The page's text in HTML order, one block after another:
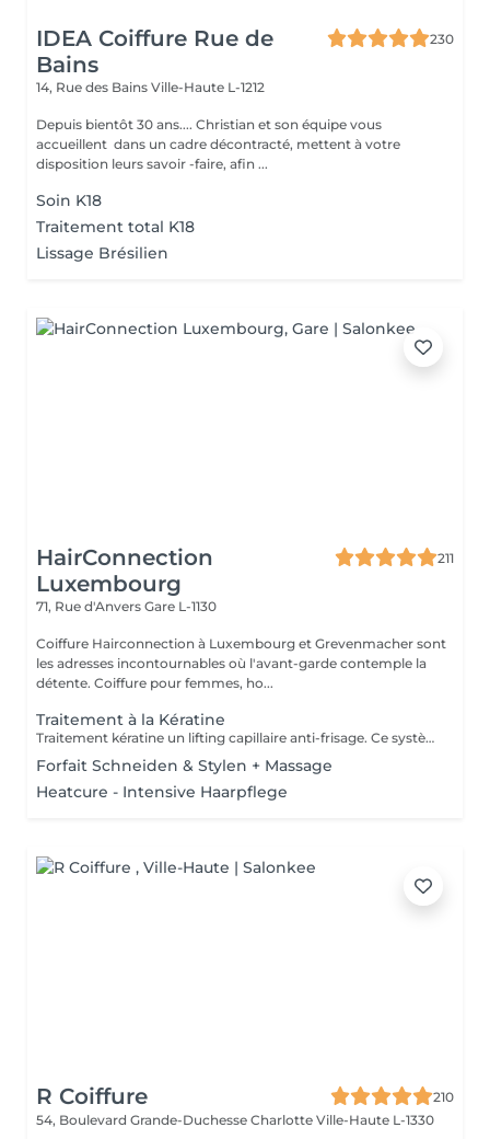
IDEA Coiffure Rue de
Bains
230
14, Rue des Bains Ville-Haute L-1212
Depuis bientôt 30 ans.... Christian et son équipe vous
accueillent dans un cadre décontracté, mettent à votre
disposition leurs savoir -faire, afin ...
Soin K18
Traitement total K18
Lissage Brésilien
HairConnection
Luxembourg
211
71, Rue d'Anvers Gare L-1130
Coiffure Hairconnection à Luxembourg et Grevenmacher sont
les adresses incontournables où l'avant-garde contemple la
détente. Coiffure pour femmes, ho...
Traitement à la Kératine
Traitement kératine un lifting capillaire anti-frisage. Ce système kératine régénère les cheveux très abîmés, en récupérant lénergie et le toucher dune chevelure neuve, brillante et forte. Il facilite le lissage en réduisant son temps dexécution et en protégeant les cheveux contre lhumidité environnementale, en créant un effet imperméable. Ce traitement donne une récupération étonnante de lhydratation naturelle, de léclat et de la douceur. Il contrôle le volume et facilite le maintien des cheveux lisses. Il contient 0% de sulfates paraben. Pour celles qui ne veulent plus défriser les cheveux se produit et idéal pour un brushing longue durée tout en gardant vos cheveux naturels .
Forfait Schneiden & Stylen + Massage
Heatcure - Intensive Haarpflege
R Coiffure
210
54, Boulevard Grande-Duchesse Charlotte Ville-Haute L-1330